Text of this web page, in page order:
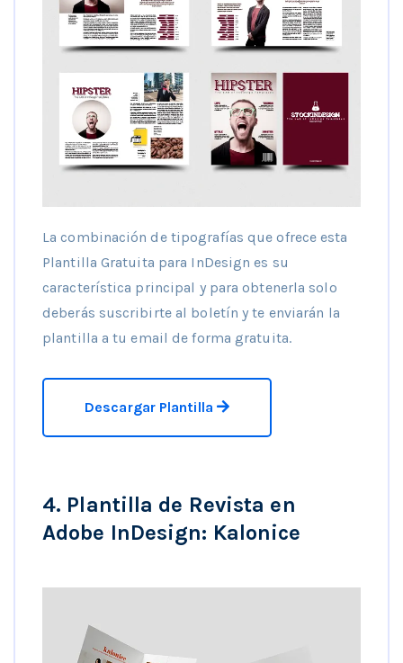
La combinación de tipografías que ofrece esta
Plantilla Gratuita para InDesign es su
característica principal y para obtenerla solo
deberás suscribirte al boletín y te enviarán la
plantilla a tu email de forma gratuita.
Descargar Plantilla
4. Plantilla de Revista en
Adobe InDesign: Kalonice